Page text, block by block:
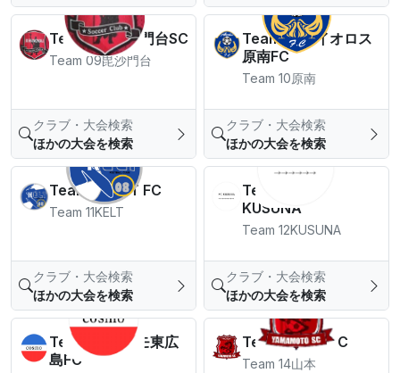
Team 09毘沙門台SC
Team 09毘沙門台
クラブ・大会検索
ほかの大会を検索
Team 10アイオロス
原南FC
Team 10原南
クラブ・大会検索
ほかの大会を検索
Team 11KELT FC
Team 11KELT
クラブ・大会検索
ほかの大会を検索
Team 12FC
KUSUNA
Team 12KUSUNA
クラブ・大会検索
ほかの大会を検索
Team 13コスモ東広
島FC
Team 14山本SC
Team 14山本